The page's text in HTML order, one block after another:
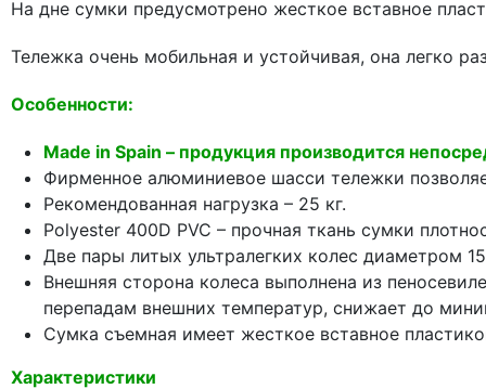
На дне сумки предусмотрено жесткое вставное
Тележка очень мобильная и устойчивая, она легко
Особенности:
Made in Spain – продукция производится
Фирменное алюминиевое шасси тележки
Рекомендованная нагрузка – 25 кг.
Polyester 400D PVC – прочная ткань сумки
Две пары литых ультралегких колес диаметром
Внешняя сторона колеса выполнена из
перепадам внешних температур, снижает до
Сумка съемная имеет жесткое вставное
Характеристики